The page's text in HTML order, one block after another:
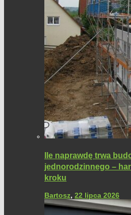
Ile naprawdę trwa
jednorodzinnego –
kroku
Bartosz, 22 lipca 2026